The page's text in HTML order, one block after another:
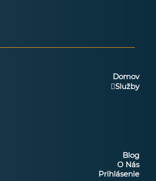
Domov
Služby
Blog
O Nás
Prihlásenie